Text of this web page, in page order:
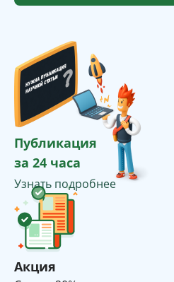
Публикация
за 24 часа
Узнать подробнее
Акция